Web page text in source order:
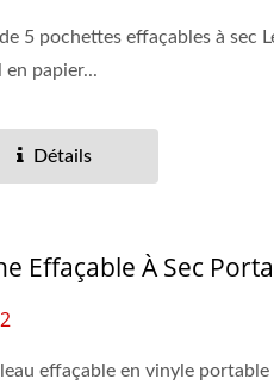
5 pochettes effaçables à sec
en papier...
Détails
Effaçable À Sec
effaçable en vinyle